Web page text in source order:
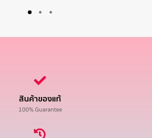
สินค้าของแท้
100% Guarantee